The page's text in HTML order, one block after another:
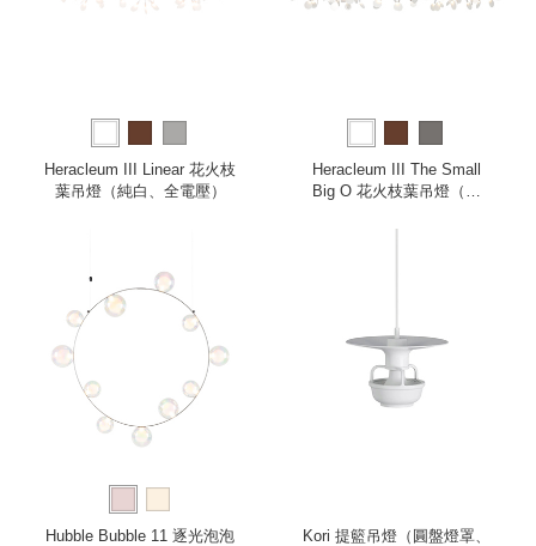
Heracleum III Linear 花火枝
葉吊燈（純白、全電壓）
Heracleum III The Small
Big O 花火枝葉吊燈（純
Hubble Bubble 11 逐光泡泡
Kori 提籃吊燈（圓盤燈罩、